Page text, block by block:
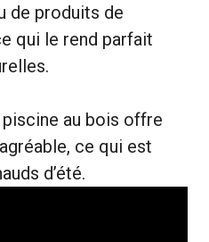
de produits de
qui le rend parfait
au bois offre
ce qui est
d’été.